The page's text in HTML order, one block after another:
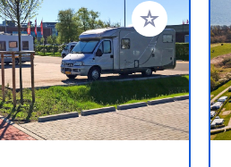
Ajouter à vos